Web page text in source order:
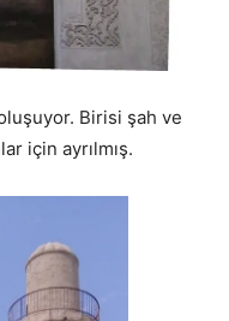
Birisi şah ve
için ayrılmış.